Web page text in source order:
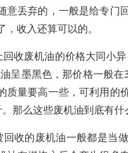
意丢弃的，一般是给专门
收入还算可以的。
收废机油的价格大同小
呈墨黑色，那价格一般
质量要高一些，可利用的
那么这些废机油到底有什
回收的废机油一般都是当